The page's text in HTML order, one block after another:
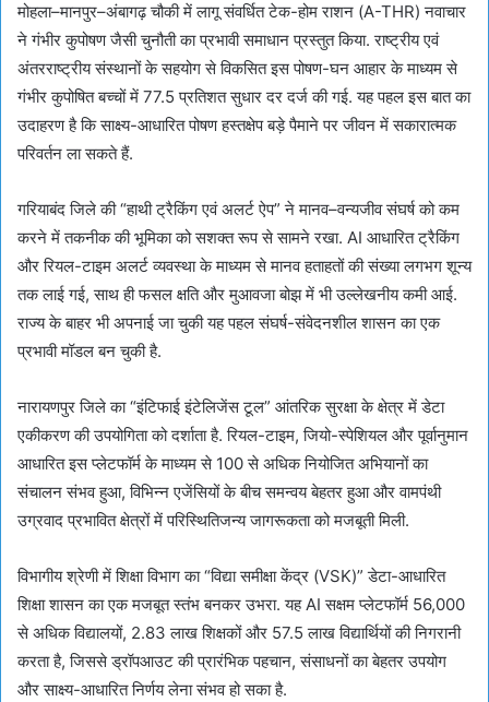
मोहला–मानपुर–अंबागढ़ चौकी में लागू संवर्धित टेक-होम राशन (A-THR) नवाचार
ने गंभीर कुपोषण जैसी चुनौती का प्रभावी समाधान प्रस्तुत किया. राष्ट्रीय एवं
अंतरराष्ट्रीय संस्थानों के सहयोग से विकसित इस पोषण-घन आहार के माध्यम से
गंभीर कुपोषित बच्चों में 77.5 प्रतिशत सुधार दर दर्ज की गई. यह पहल इस बात का
उदाहरण है कि साक्ष्य-आधारित पोषण हस्तक्षेप बड़े पैमाने पर जीवन में सकारात्मक
परिवर्तन ला सकते हैं.
गरियाबंद जिले की “हाथी ट्रैकिंग एवं अलर्ट ऐप” ने मानव–वन्यजीव संघर्ष को कम
करने में तकनीक की भूमिका को सशक्त रूप से सामने रखा. AI आधारित ट्रैकिंग
और रियल-टाइम अलर्ट व्यवस्था के माध्यम से मानव हताहतों की संख्या लगभग शून्य
तक लाई गई, साथ ही फसल क्षति और मुआवजा बोझ में भी उल्लेखनीय कमी आई.
राज्य के बाहर भी अपनाई जा चुकी यह पहल संघर्ष-संवेदनशील शासन का एक
प्रभावी मॉडल बन चुकी है.
नारायणपुर जिले का “इंटिफाई इंटेलिजेंस टूल” आंतरिक सुरक्षा के क्षेत्र में डेटा
एकीकरण की उपयोगिता को दर्शाता है. रियल-टाइम, जियो-स्पेशियल और पूर्वानुमान
आधारित इस प्लेटफॉर्म के माध्यम से 100 से अधिक नियोजित अभियानों का
संचालन संभव हुआ, विभिन्न एजेंसियों के बीच समन्वय बेहतर हुआ और वामपंथी
उग्रवाद प्रभावित क्षेत्रों में परिस्थितिजन्य जागरूकता को मजबूती मिली.
विभागीय श्रेणी में शिक्षा विभाग का “विद्या समीक्षा केंद्र (VSK)” डेटा-आधारित
शिक्षा शासन का एक मजबूत स्तंभ बनकर उभरा. यह AI सक्षम प्लेटफॉर्म 56,000
से अधिक विद्यालयों, 2.83 लाख शिक्षकों और 57.5 लाख विद्यार्थियों की निगरानी
करता है, जिससे ड्रॉपआउट की प्रारंभिक पहचान, संसाधनों का बेहतर उपयोग
और साक्ष्य-आधारित निर्णय लेना संभव हो सका है.